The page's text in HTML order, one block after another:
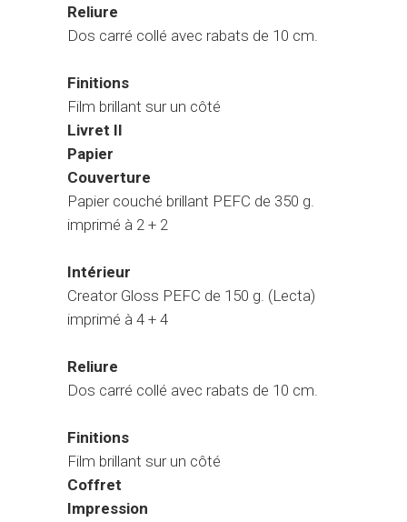
Reliure
Dos carré collé avec rabats de 10 cm.
Finitions
Film brillant sur un côté
Livret II
Papier
Couverture
Papier couché brillant PEFC de 350 g.
imprimé à 2 + 2
Intérieur
Creator Gloss PEFC de 150 g. (Lecta)
imprimé à 4 + 4
Reliure
Dos carré collé avec rabats de 10 cm.
Finitions
Film brillant sur un côté
Coffret
Impression